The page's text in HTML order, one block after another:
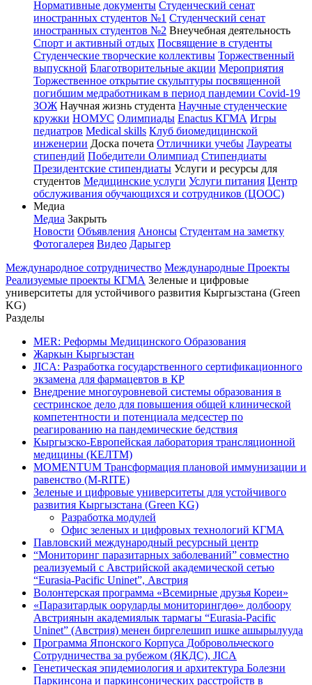
Нормативные документы Студенческий сенат
иностранных студентов №1 Студенческий сенат
иностранных студентов №2 Внеучебная деятельность
Спорт и активный отдых Посвящение в студенты
Студенческие творческие коллективы Торжественный
выпускной Благотворительные акции Мероприятия
Торжественное открытие скульптуры посвященной
погибшим медработникам в период пандемии Covid-19
ЗОЖ Научная жизнь студента Научные студенческие
кружки НОМУС Олимпиады Enactus КГМА Игры
педиатров Medical skills Клуб биомедицинской
инженерии Доска почета Отличники учебы Лауреаты
стипендий Победители Олимпиад Стипендиаты
Президентские стипендиаты Услуги и ресурсы для
студентов Медицинские услуги Услуги питания Центр
обслуживания обучающихся и сотрудников (ЦООС)
Медиа
Медиа Закрыть
Новости Объявления Анонсы Студентам на заметку
Фотогалерея Видео Дарыгер
Международное сотрудничество Международные Проекты
Реализуемые проекты КГМА Зеленые и цифровые
университеты для устойчивого развития Кыргызстана (Green
KG)
Разделы
MER: Реформы Медицинского Образования
Жаркын Кыргызстан
JICA: Разработка государственного сертификационного
экзамена для фармацевтов в КР
Внедрение многоуровневой системы образования в
сестринское дело для повышения общей клинической
компетентности и потенциала медсестер по
реагированию на пандемические бедствия
Кыргызско-Европейская лаборатория трансляционной
медицины (КЕЛТМ)
MOMENTUM Трансформация плановой иммунизации и
равенство (M-RITE)
Зеленые и цифровые университеты для устойчивого
развития Кыргызстана (Green KG)
Разработка модулей
Офис зеленых и цифровых технологий КГМА
Павловский международный ресурсный центр
“Мониторинг паразитарных заболеваний” совместно
реализуемый с Австрийской академической сетью
“Eurasia-Pacific Uninet”, Австрия
Волонтерская программа «Всемирные друзья Кореи»
«Паразитардык ооруларды мониторингдөө» долбоору
Австриянын академиялык тармагы “Eurasia-Pacific
Uninet” (Австрия) менен биргелешип ишке ашырылууда
Программа Японского Корпуса Добровольческого
Сотрудничества за рубежом (ЯКДС), JICA
Генетическая эпидемиология и архитектура Болезни
Паркинсона и паркинсонических расстройств в